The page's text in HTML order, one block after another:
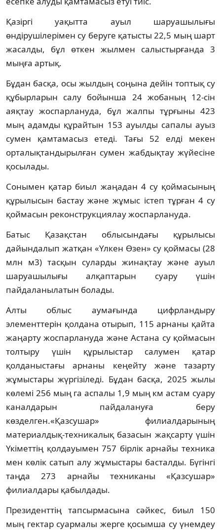
Қазіргі уақытта ауыл шаруашылығы
өндірушілерімен су беруге қатысты 22,5 мың шарт
жасалды, бұл өткен жылмен салыстырғанда 3
мыңға артық.
Бұдан басқа, осы жылдың соңына дейін топтық су
құбырларын салу бойынша 24 жобаның 12-сін
аяқтау жоспарлануда, бұл жалпы тұрғыны 423
мың адамды құрайтын 153 ауылды сапалы ауыз
сумен қамтамасыз етеді. Тағы 52 елді мекен
орталықтандырылған сумен жабдықтау жүйесіне
қосылады.
Сонымен қатар биыл жаңадан 4 су қоймасының
құрылысын бастау және жұмыс істеп тұрған 4 су
қоймасын реконструкциялау жоспарлануда.
Батыс Қазақстан облысындағы құрылысы
дайындалып жатқан «Үлкен Өзен» су қоймасы (28
млн м3) тасқын суларды жинақтау және ауыл
шаруашылығы алқаптарын суару үшін
пайдаланылатын болады.
Алты облыс аумағында цифрландыру
элементтерін қолдана отырып, 115 арнаны қайта
жаңарту жоспарлануда және Астана су қоймасын
толтыру үшін құрылыстар салумен қатар
қолданыстағы арнаны кеңейту және тазарту
жұмыстары жүргізіледі. Бұдан басқа, 2025 жылы
көлемі 256 мың га аспалы 1,9 мың км астам суару
каналдарын пайдалануға беру
көзделген.«Қазсушар» филиалдарының
материалдық-техникалық базасын жақсарту үшін
Үкіметтің қолдауымен 757 бірлік арнайы техника
мен көлік сатып алу жұмыстары басталды. Бүгінгі
таңда 273 арнайы техниканы «Қазсушар»
филиалдары қабылдады.
Президенттің тапсырмасына сәйкес, биыл 150
мың гектар суармалы жерге қосымша су үнемдеу